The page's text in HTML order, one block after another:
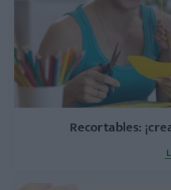
Recortables: